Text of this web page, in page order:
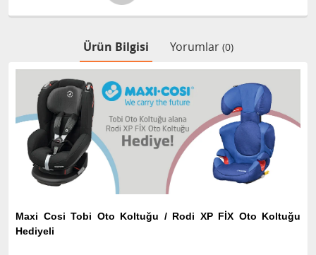
Ürün Bilgisi Yorumlar (0)
Maxi Cosi Tobi Oto Koltuğu / Rodi XP FİX Oto Koltuğu
Hediyeli